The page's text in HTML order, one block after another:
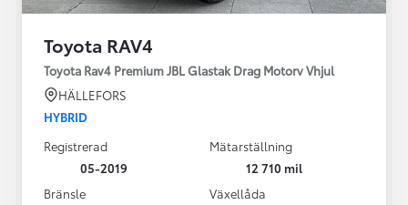
Toyota RAV4
Toyota Rav4 Premium JBL Glastak Drag Motorv Vhjul
HÄLLEFORS
HYBRID
Registrerad
05-2019
Mätarställning
12 710 mil
Bränsle
Växellåda